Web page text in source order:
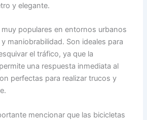
y elegante.
populares en entornos urbanos
maniobrabilidad. Son ideales para
el tráfico, ya que la
una respuesta inmediata al
perfectas para realizar trucos y
mencionar que las bicicletas